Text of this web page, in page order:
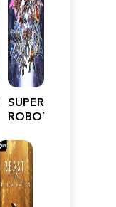
SUPER
ROBOT
Y